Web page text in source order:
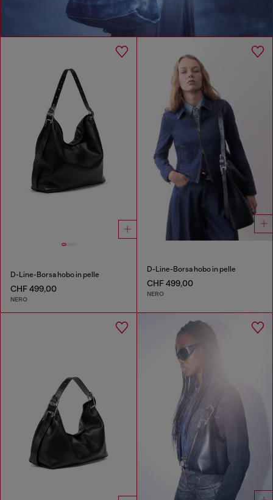
D-Line-Borsa hobo in pelle
CHF 499,00
NERO
D-Line-Borsa hobo in pelle
CHF 499,00
NERO